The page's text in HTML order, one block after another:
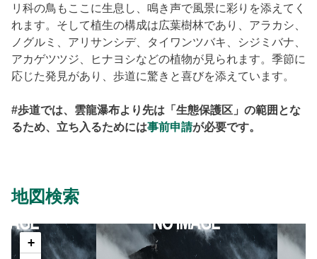
リ科の鳥もここに生息し、鳴き声で風景に彩りを添えてく
れます。そして植生の構成は広葉樹林であり、アラカシ、
ノグルミ、アリサンシデ、タイワンツバキ、シジミバナ、
アカゲツツジ、ヒナヨシなどの植物が見られます。季節に
応じた発見があり、歩道に驚きと喜びを添えています。
#歩道では、雲龍瀑布より先は「生態保護区」の範囲とな
るため、立ち入るためには事前申請が必要です。
地図検索
+